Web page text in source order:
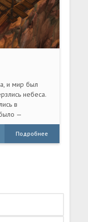
и мир был
небеса.
в
—
друиды
по
ритуал
из
яркий
Подробнее